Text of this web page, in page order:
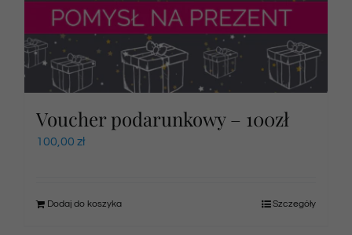
Voucher podarunkowy – 100zł
100,00 zł
Dodaj do koszyka Szczegóły